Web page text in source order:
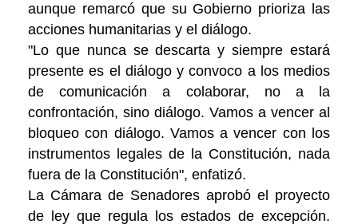
aunque remarcó que su Gobierno prioriza las
acciones humanitarias y el diálogo.
"Lo que nunca se descarta y siempre estará
presente es el diálogo y convoco a los medios
de comunicación a colaborar, no a la
confrontación, sino diálogo. Vamos a vencer al
bloqueo con diálogo. Vamos a vencer con los
instrumentos legales de la Constitución, nada
fuera de la Constitución", enfatizó.
La Cámara de Senadores aprobó el proyecto
de ley que regula los estados de excepción.